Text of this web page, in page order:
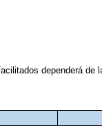
dependerá de